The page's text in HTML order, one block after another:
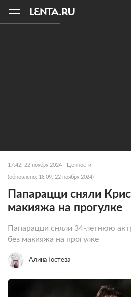
17:42, 22 ноября 2024 Ценности
(обновлено: 18:09, 22 ноября 2024)
Папарацци сняли
макияжа на прогулке
Папарацци сняли 34-летнюю
без макияжа на прогулке
Алина Гостева